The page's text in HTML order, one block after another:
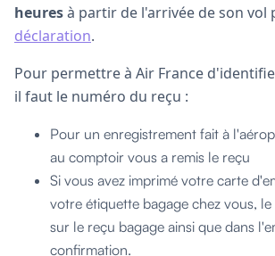
heuresà partir de l'arrivée de son vol
déclaration.
Pour permettre à Air France
il faut le numéro du reçu :
Pour un enregistrement fait à
au comptoir vous a remis le reçu
Si vous avez imprimé votre carte
votre étiquette bagage chez vous,
sur le reçu bagage ainsi que dans
confirmation.